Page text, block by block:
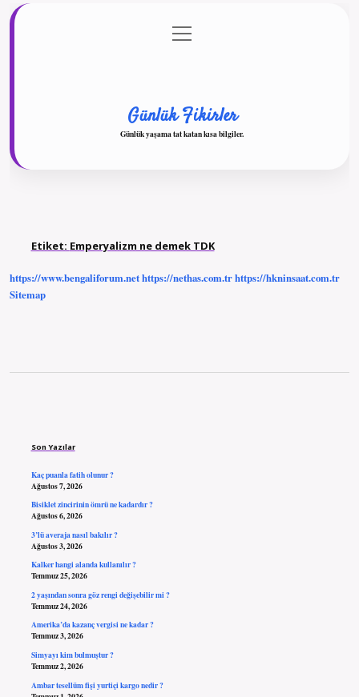
Gizlilik Politikası
menüyü
aç
Günlük Fikirler
Günlük yaşama tat katan kısa bilgiler.
Etiket: Emperyalizm ne demek TDK
https://www.bengaliforum.nethttps://nethas.com.trhttps://hkninsaat.com.tr
Sitemap
Son Yazılar
Kaç puanla fatih olunur ?
Ağustos 7, 2026
Bisiklet zincirinin ömrü ne kadardır ?
Ağustos 6, 2026
3’lü averaja nasıl bakılır ?
Ağustos 3, 2026
Kalker hangi alanda kullanılır ?
Temmuz 25, 2026
2 yaşından sonra göz rengi değişebilir mi ?
Temmuz 24, 2026
Amerika’da kazanç vergisi ne kadar ?
Temmuz 3, 2026
Simyayı kim bulmuştur ?
Temmuz 2, 2026
Ambar tesellüm fişi yurtiçi kargo nedir ?